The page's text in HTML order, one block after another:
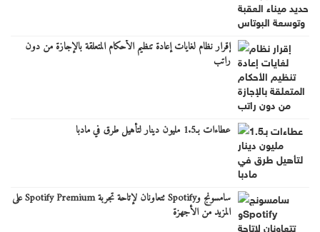
إقرار نظام لغايات إعادة تنظيم الأحكام المتعلقة بالإجازة من دون
راتب
عطاءات بـ1.5 مليون دينار لتأهيل طرق في مادبا
سامسونج وSpotify تتعاونان لإتاحة تجربة Spotify Premium على
المزيد من الأجهزة